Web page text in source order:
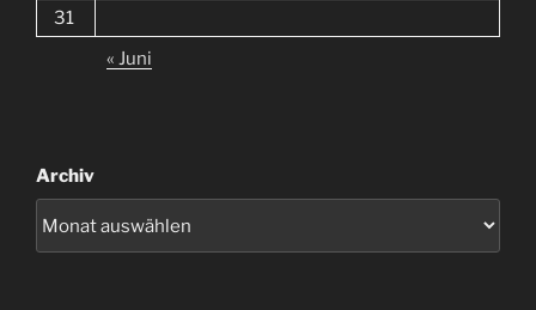
31
« Juni
Archiv